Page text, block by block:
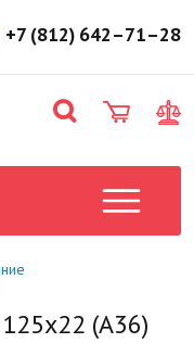
рабочих
на
+7 (812) 642–71–28
(A36)